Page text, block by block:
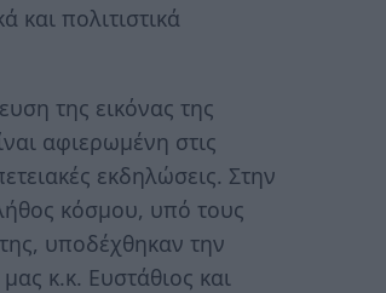
και πολιτιστικά
της εικόνας της
αφιερωμένη στις
εκδηλώσεις. Στην
κόσμου, υπό τους
υποδέχθηκαν την
κ.κ. Ευστάθιος και